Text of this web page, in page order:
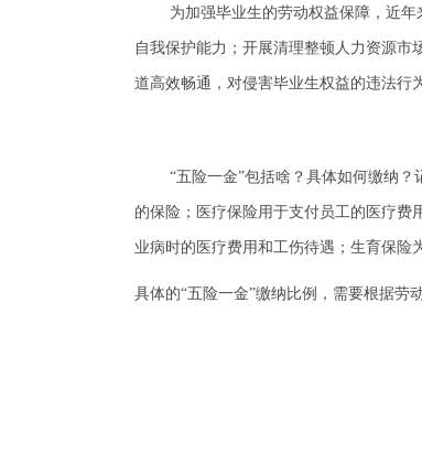
为加强毕业生的劳动权益保障，近
自我保护能力；开展清理整顿人力资源市
道高效畅通，对侵害毕业生权益的违法行
“五险一金”包括啥？具体如何缴纳
的保险；医疗保险用于支付员工的医疗
业病时的医疗费用和工伤待遇；生育保险
具体的“五险一金”缴纳比例，需要根据劳